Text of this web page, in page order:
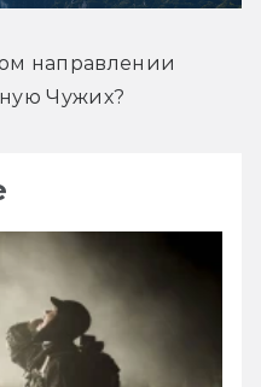
направлении
Чужих?